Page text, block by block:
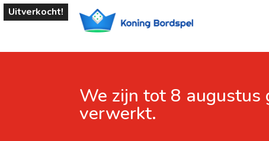
We zijn tot 8
verwerkt.
Uitverkocht!